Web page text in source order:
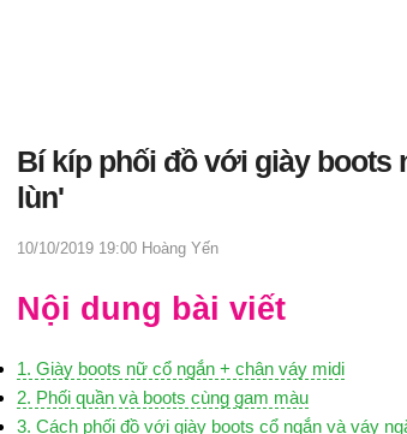
Bí kíp phối đồ với giày boots
lùn'
10/10/2019 19:00 Hoàng Yến
Nội dung bài viết
1. Giày boots nữ cổ ngắn + chân váy midi
2. Phối quần và boots cùng gam màu
3. Cách phối đồ với giày boots cổ ngắn và váy